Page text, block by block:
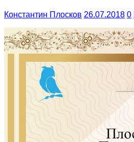
Константин Плосков 26.07.2018 0